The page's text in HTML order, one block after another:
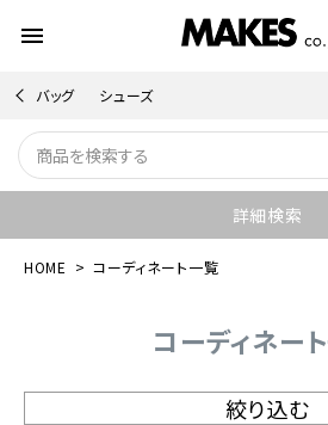
menu
バッグ シューズ
詳細検索
HOME コーディネート一覧
コーディネー
絞り込む